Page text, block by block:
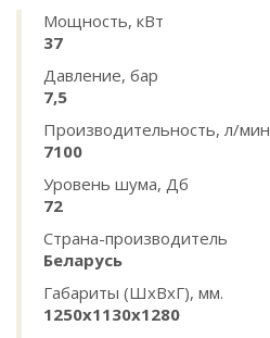
Мощность, кВт
37
Давление, бар
7,5
Производительность, л/мин
7100
Уровень шума, Дб
72
Страна-производитель
Беларусь
Габариты (ШхВхГ), мм.
1250х1130х1280